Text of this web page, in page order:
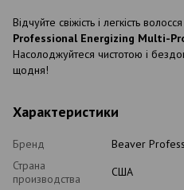
Відчуйте свіжість і легкість
Professional Energizing Multi-
Насолоджуйтеся чистотою і
щодня!
Характеристики
Бренд
Beaver
Страна
производства
США